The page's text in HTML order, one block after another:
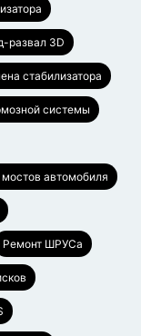
развал 3D
стабилизатора
системы
автомобиля
Ремонт ШРУСа